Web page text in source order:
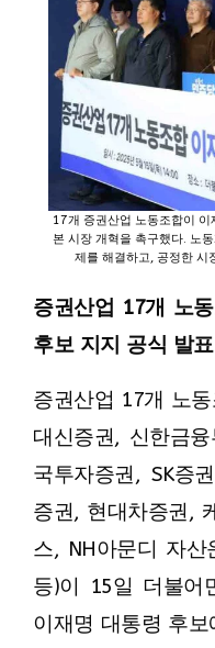
17개 증권산업 노동조합이
본 시장 개혁을 촉구했다. 노
제를 해결하고, 공정한 시
증권산업 17개 노
후보 지지 공식 발표
증권산업 17개 노
대신증권, 신한금
국투자증권, SK증
증권, 현대차증권,
스, NH아문디 자산
등)이 15일 더불어
이재명 대통령 후